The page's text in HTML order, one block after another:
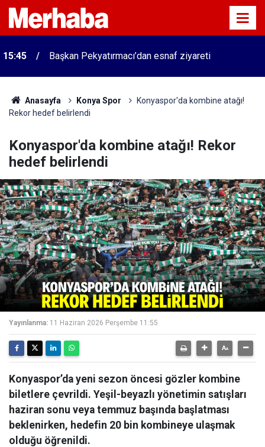
15:45 Başkan Pekyatırmacı’dan esnaf ziyareti
Anasayfa Konya Spor
Konyaspor'da kombine atağı!
Rekor hedef belirlendi
Konyaspor'da kombine atağı! Rekor
hedef belirlendi
Yayınlanma: 11 Haziran 2026 Perşembe 11:55
Konyaspor’da yeni sezon öncesi gözler kombine
biletlere çevrildi. Yeşil-beyazlı yönetimin satışları
haziran sonu veya temmuz başında başlatması
beklenirken, hedefin 20 bin kombineye ulaşmak
olduğu öğrenildi.